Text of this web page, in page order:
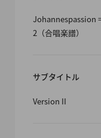
Johannespassion
2（合唱楽譜）
サブタイトル
Version II